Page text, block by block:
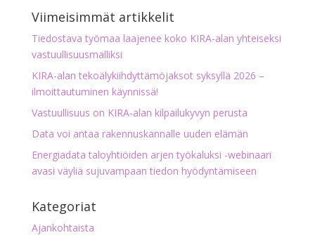
Viimeisimmät artikkelit
Tiedostava työmaa laajenee koko KIRA-alan yhteiseksi
vastuullisuusmalliksi
KIRA-alan tekoälykiihdyttämöjaksot syksyllä 2026 –
ilmoittautuminen käynnissä!
Vastuullisuus on KIRA-alan kilpailukyvyn perusta
Data voi antaa rakennuskannalle uuden elämän
Energiadata taloyhtiöiden arjen työkaluksi -webinaari
avasi väyliä sujuvampaan tiedon hyödyntämiseen
Kategoriat
Ajankohtaista